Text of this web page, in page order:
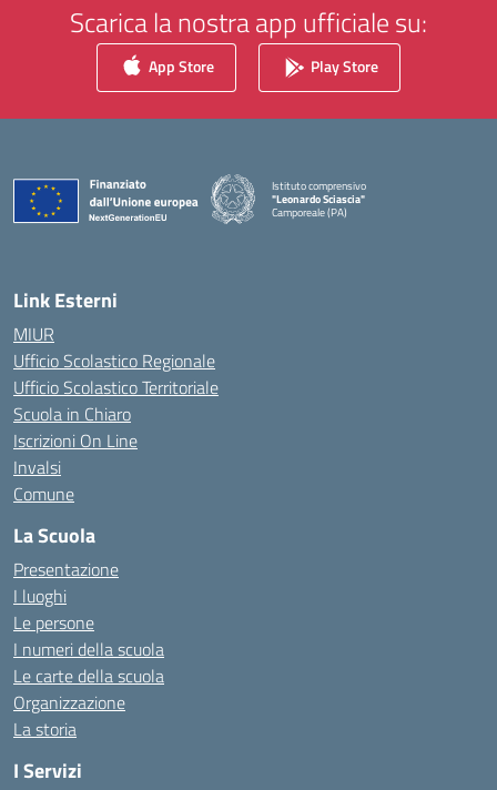
Scarica la nostra app ufficiale su:
App Store Play Store
Istituto comprensivo
"Leonardo Sciascia"
Camporeale (PA)
— Visita la pagina iniziale della scuola
Link Esterni
MIUR
Ufficio Scolastico Regionale
Ufficio Scolastico Territoriale
Scuola in Chiaro
Iscrizioni On Line
Invalsi
Comune
La Scuola
Presentazione
I luoghi
Le persone
I numeri della scuola
Le carte della scuola
Organizzazione
La storia
I Servizi